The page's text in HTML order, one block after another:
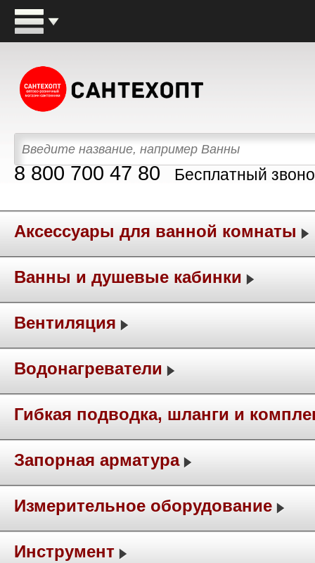
8 800 700 47 80 Бесплатный
Аксессуары для ванной комнаты
Ванны и душевые кабинки
Вентиляция
Водонагреватели
Гибкая подводка, шланги и
Запорная арматура
Измерительное оборудование
Инструмент